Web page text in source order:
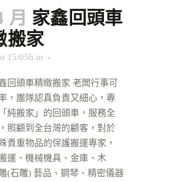
月 家鑫回頭車
搬家
15:05h in
回頭車精緻搬家 老闆行事可
，團隊認真負責又細心，專
純搬家」的回頭車，服務全
照顧到全台灣的顧客，對於
貴重物品的保護搬運專家，
運、機械機具、金庫、木
(石雕) 藝品、鋼琴、精密儀器